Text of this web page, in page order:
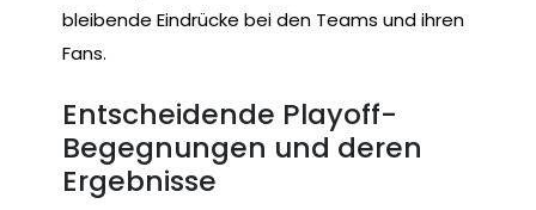
bleibende Eindrücke bei den Teams und ihren
Fans.
Entscheidende Playoff-
Begegnungen und deren
Ergebnisse